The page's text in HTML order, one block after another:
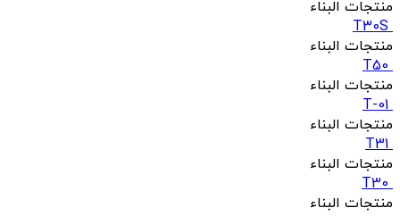
منتجات البناء
T30S
منتجات البناء
T50
منتجات البناء
T-01
منتجات البناء
T31
منتجات البناء
T30
منتجات البناء